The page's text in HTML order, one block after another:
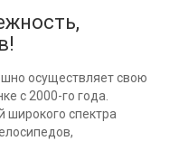
осуществляет свою
с 2000-го года.
широкого спектра